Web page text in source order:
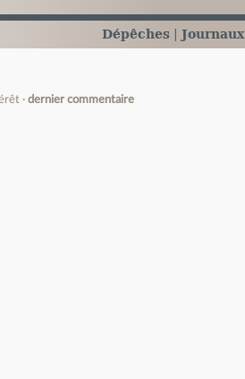
Dépêches Journaux
dernier commentaire